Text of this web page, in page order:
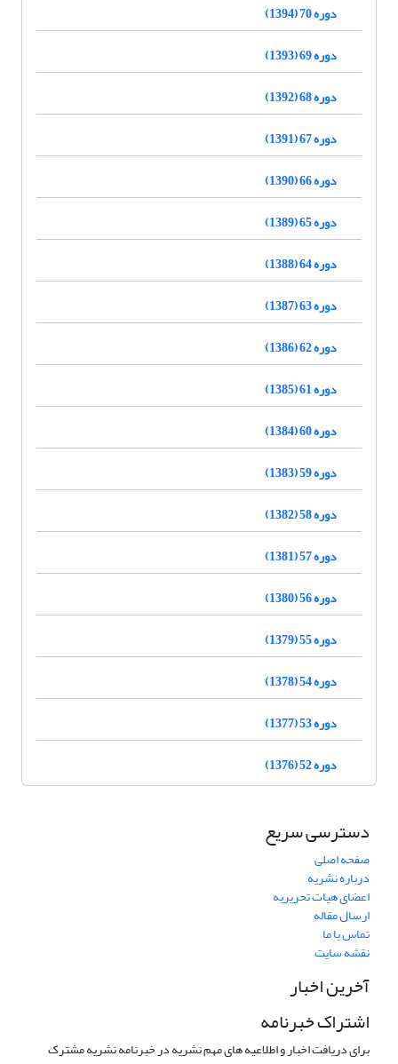
دوره 70 (1394)
دوره 69 (1393)
دوره 68 (1392)
دوره 67 (1391)
دوره 66 (1390)
دوره 65 (1389)
دوره 64 (1388)
دوره 63 (1387)
دوره 62 (1386)
دوره 61 (1385)
دوره 60 (1384)
دوره 59 (1383)
دوره 58 (1382)
دوره 57 (1381)
دوره 56 (1380)
دوره 55 (1379)
دوره 54 (1378)
دوره 53 (1377)
دوره 52 (1376)
دسترسی سریع
صفحه اصلی
درباره نشریه
اعضای هیات تحریریه
ارسال مقاله
تماس با ما
نقشه سایت
آخرین اخبار
اشتراک خبرنامه
برای دریافت اخبار و اطلاعیه های مهم نشریه در خبرنامه نشریه مشترک